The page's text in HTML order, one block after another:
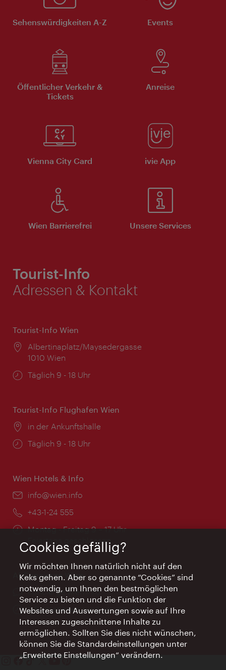
Sehenswürdigkeiten A-Z Events
Öffentlicher Verkehr &
Tickets
Anreise
Vienna City Card ivie App
Wien Barrierefrei Unsere Services
Tourist-Info
Adressen & Kontakt
Tourist-Info Wien
Ort:
Albertinaplatz/Maysedergasse
1010 Wien
Öffnungszeiten:
Täglich 9 - 18 Uhr
Tourist-Info Flughafen Wien
Ort:
in der Ankunftshalle
Öffnungszeiten:
Täglich 9 - 18 Uhr
Wien Hotels & Info
Email:
info@wien.info
Telefon:
+43-1-24 555
Öffnungszeiten:
Montag - Freitag 9 – 17 Uhr
Feiertags geschlossen
AI Concierge Wien
Ort:
concierge.wien.info
Öffnungszeiten:
Informationen rund um die Uhr
Cookies gefällig?
Wir möchten Ihnen natürlich nicht auf den
Keks gehen. Aber so genannte “Cookies” sind
notwendig, um Ihnen den bestmöglichen
Service zu bieten und die Funktion der
Websites und Auswertungen sowie auf Ihre
Interessen zugeschnittene Inhalte zu
ermöglichen. Sollten Sie dies nicht wünschen,
können Sie die Standardeinstellungen unter
„Erweiterte Einstellungen“ verändern.